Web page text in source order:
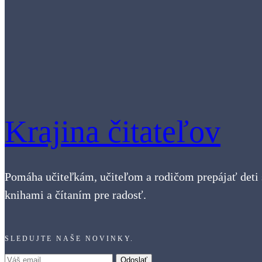
Krajina čitateľov
Pomáha učiteľkám, učiteľom a rodičom prepájať deti
knihami a čítaním pre radosť.
SLEDUJTE NAŠE NOVINKY.